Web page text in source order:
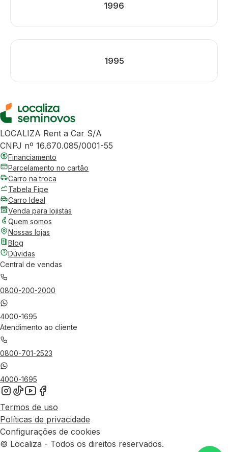
1996
1995
LOCALIZA Rent a Car S/A
CNPJ nº 16.670.085/0001-55
Financiamento
Parcelamento no cartão
Carro na troca
Tabela Fipe
Carro Ideal
Venda para lojistas
Quem somos
Nossas lojas
Blog
Dúvidas
Central de vendas
0800-200-2000
4000-1695
Atendimento ao cliente
0800-701-2523
4000-1695
Termos de uso
Políticas de privacidade
Configurações de cookies
© Localiza - Todos os direitos reservados.